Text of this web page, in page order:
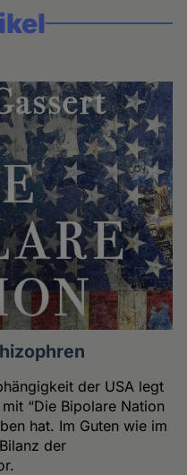
der USA legt
“Die Bipolare Nation
hat. Im Guten wie im
der